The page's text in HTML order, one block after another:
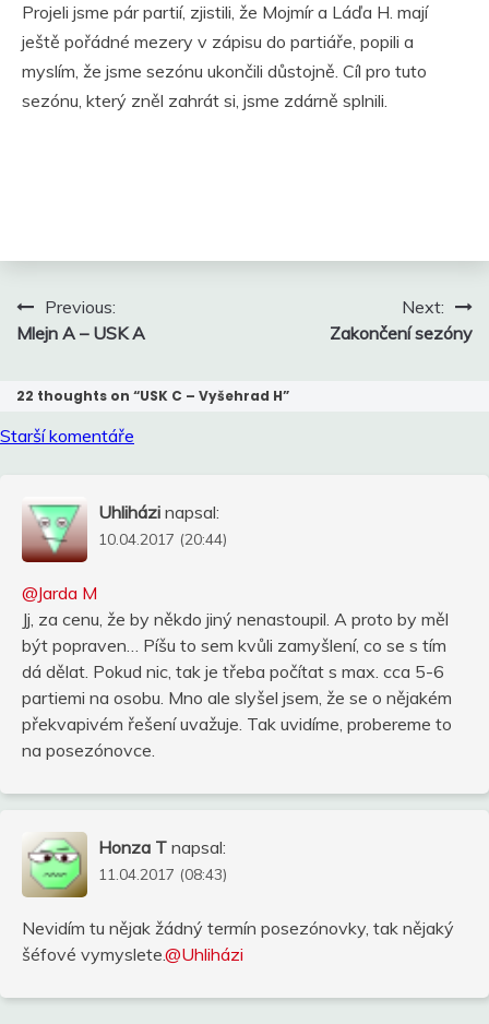
Projeli jsme pár partií, zjistili, že Mojmír a Láďa H. mají
ještě pořádné mezery v zápisu do partiáře, popili a
myslím, že jsme sezónu ukončili důstojně. Cíl pro tuto
sezónu, který zněl zahrát si, jsme zdárně splnili.
Navigace
příspěvek
Previous:
Mlejn A – USK A
Next:
Zakončení sezóny
22 thoughts on “USK C – Vyšehrad H”
Navigace
pro
Starší komentáře
Uhliházi napsal:
10.04.2017 (20:44)
@Jarda M
Jj, za cenu, že by někdo jiný nenastoupil. A proto by měl
být popraven… Píšu to sem kvůli zamyšlení, co se s tím
dá dělat. Pokud nic, tak je třeba počítat s max. cca 5-6
partiemi na osobu. Mno ale slyšel jsem, že se o nějakém
překvapivém řešení uvažuje. Tak uvidíme, probereme to
na posezónovce.
Honza T napsal:
11.04.2017 (08:43)
Nevidím tu nějak žádný termín posezónovky, tak nějaký
šéfové vymyslete.@Uhliházi